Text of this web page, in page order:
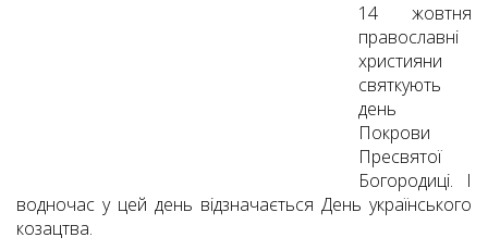
14 жовтня
православні
християни
святкують
день
Покрови
Пресвятої
Богородиці. І
водночас у цей день відзначається День українського
козацтва.